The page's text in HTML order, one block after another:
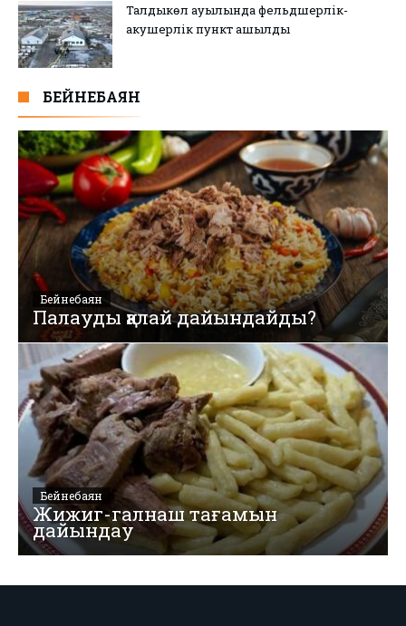
Талдыкөл ауылында фельдшерлік-
акушерлік пункт ашылды
БЕЙНЕБАЯН
Бейнебаян
Палауды қалай дайындайды?
Бейнебаян
Жижиг-галнаш тағамын
дайындау